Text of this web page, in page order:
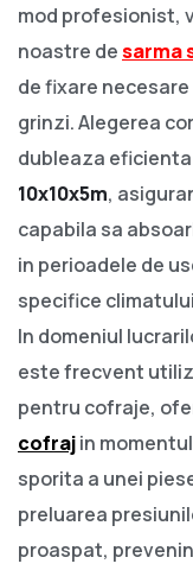
mod profesionist,
noastre desarma
de fixare
grinzi. Alegerea
dubleaza
10x10x5m,
capabila sa
in perioadele de
specifice
In domeniul
este frecvent
pentru cofraje,
cofrajin
sporita a unei
preluarea
proaspat,